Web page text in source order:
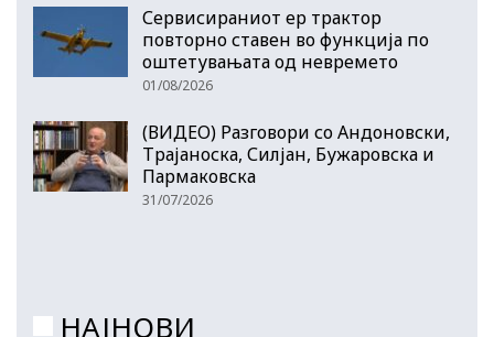
Сервисираниот ер трактор
повторно ставен во функција по
оштетувањата од невремето
01/08/2026
(ВИДЕО) Разговори со Андоновски,
Трајаноска, Силјан, Бужаровска и
Пармаковска
31/07/2026
НАЈНОВИ